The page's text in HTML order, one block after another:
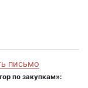
письмо
по закупкам»: